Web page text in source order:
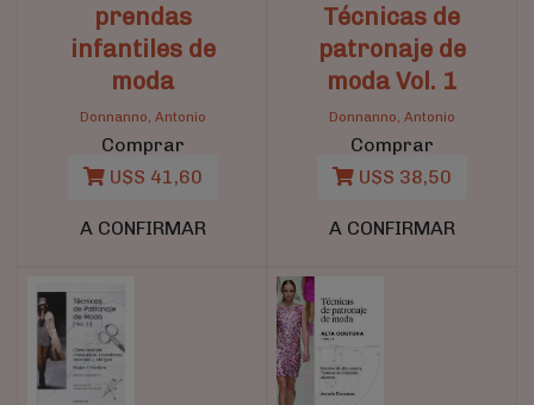
prendas
infantiles de
moda
Donnanno, Antonio
Comprar
U$S 41,60
A CONFIRMAR
Técnicas de
patronaje de
moda Vol. 1
Donnanno, Antonio
Comprar
U$S 38,50
A CONFIRMAR